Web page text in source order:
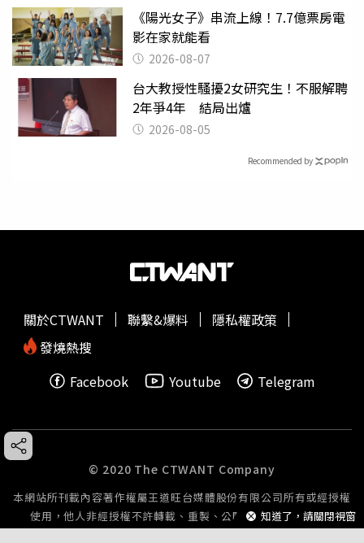
《陽光女子》串流上線！7.7億票房電
影在家就能看
2026-08-07
台大教授性騷擾2女研究生！不服解聘
2年爭4年 結局出爐
2026-08-05
Recommended by
知道了，請關閉視窗
關於CTWANT 聯繫&爆料
隱私權政策
發燒熱搜
Facebook
Youtube Telegram
© 2020 The CTWANT Company
本網站所刊載內容著作權屬王道旺台媒體股份有限公司所有或經授權
使用，他人非經授權不許轉載、重製、公開播送或公開傳輸。